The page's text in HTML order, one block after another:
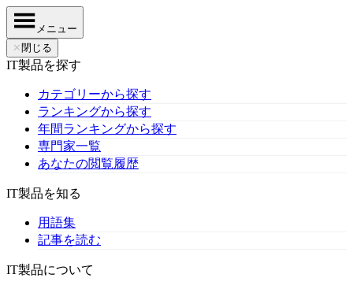
メニュー
✕ 閉じる
IT製品を探す
カテゴリーから探す
ランキングから探す
年間ランキングから探す
専門家一覧
あなたの閲覧履歴
IT製品を知る
用語集
記事を読む
IT製品について